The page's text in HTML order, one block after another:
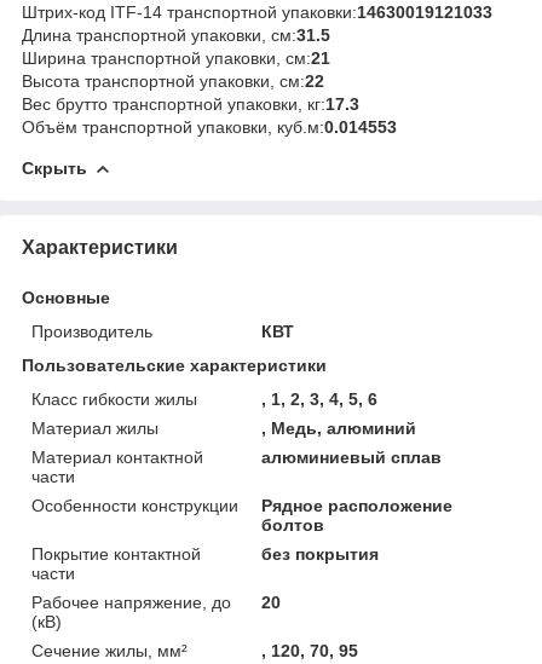
Штрих-код ITF-14 транспортной упаковки:14630019121033
Длина транспортной упаковки, см:31.5
Ширина транспортной упаковки, см:21
Высота транспортной упаковки, см:22
Вес брутто транспортной упаковки, кг:17.3
Объём транспортной упаковки, куб.м:0.014553
Скрыть
Характеристики
Основные
Производитель
КВТ
Пользовательские характеристики
Класс гибкости жилы
, 1, 2, 3, 4, 5, 6
Материал жилы
, Медь, алюминий
Материал контактной
части
алюминиевый сплав
Особенности конструкции
Рядное расположение
болтов
Покрытие контактной
части
без покрытия
Рабочее напряжение, до
(кВ)
20
Сечение жилы, мм²
, 120, 70, 95